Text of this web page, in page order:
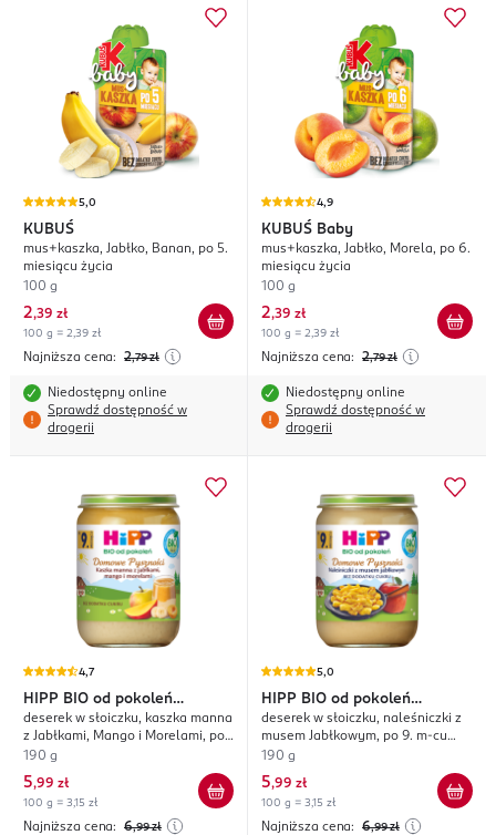
5,0
KUBUŚ
mus+kaszka, Jabłko, Banan, po 5.
miesiącu życia
100 g
2,39 zł
100 g = 2,39 zł
Najniższa cena: 2,79 zł
Niedostępny online
Sprawdź dostępność w
drogerii
4,9
KUBUŚ Baby
mus+kaszka, Jabłko, Morela, po 6.
miesiącu życia
100 g
2,39 zł
100 g = 2,39 zł
Najniższa cena: 2,79 zł
Niedostępny online
Sprawdź dostępność w
drogerii
4,7
HIPP BIO od pokoleń
Domowe Pyszności
deserek w słoiczku, kaszka manna
z Jabłkami, Mango i Morelami, po
9. m-cu życia
190 g
5,99 zł
100 g = 3,15 zł
Najniższa cena: 6,99 zł
5,0
HIPP BIO od pokoleń
Domowe Pyszności
deserek w słoiczku, naleśniczki z
musem Jabłkowym, po 9. m-cu
życia
190 g
5,99 zł
100 g = 3,15 zł
Najniższa cena: 6,99 zł